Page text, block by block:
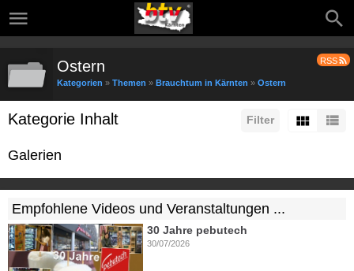
RSS
Ostern
Kategorien » Themen » Brauchtum in Kärnten » Ostern
Filter
Kategorie Inhalt
Galerien
Empfohlene Videos und Veranstaltungen ...
30 Jahre pebutech
30/07/2026